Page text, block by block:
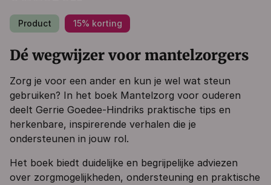
Product 15% korting
Dé wegwijzer voor mantelzorgers
Zorg je voor een ander en kun je wel wat steun
gebruiken? In het boek Mantelzorg voor ouderen
deelt Gerrie Goedee-Hindriks praktische tips en
herkenbare, inspirerende verhalen die je
ondersteunen in jouw rol.
Het boek biedt duidelijke en begrijpelijke adviezen
over zorgmogelijkheden, ondersteuning en praktische